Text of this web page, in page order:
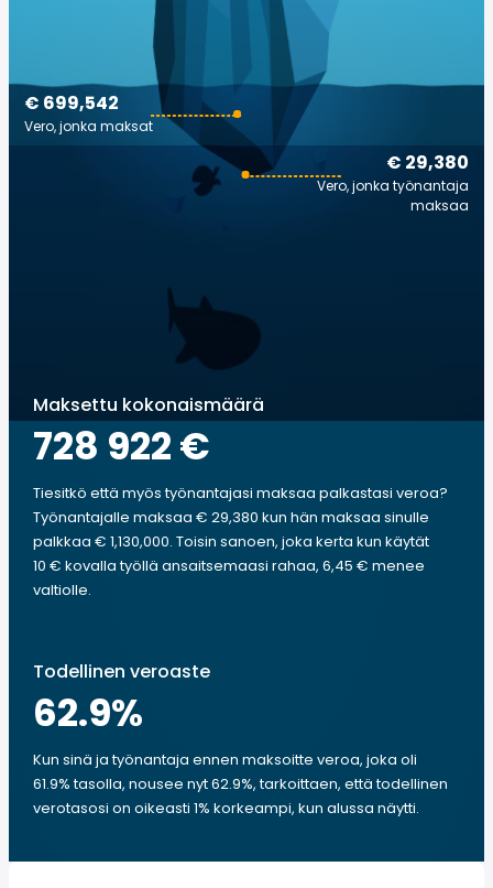
€ 29,380
Vero, jonka työnantaja
maksaa
€ 699,542
Vero, jonka maksat
Maksettu kokonaismäärä
728 922 €
Tiesitkö että myös työnantajasi maksaa palkastasi veroa?
Työnantajalle maksaa € 29,380 kun hän maksaa sinulle
palkkaa € 1,130,000. Toisin sanoen, joka kerta kun käytät
10 € kovalla työllä ansaitsemaasi rahaa, 6,45 € menee
valtiolle.
Todellinen veroaste
62.9%
Kun sinä ja työnantaja ennen maksoitte veroa, joka oli
61.9% tasolla, nousee nyt 62.9%, tarkoittaen, että todellinen
verotasosi on oikeasti 1% korkeampi, kun alussa näytti.